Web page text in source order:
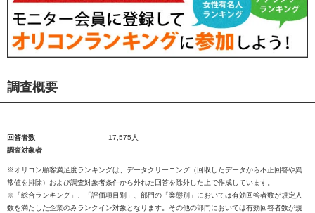
調査概要
回答者数
17,575人
調査対象者
※オリコン顧客満足度ランキングは、データクリーニング（回収したデータから不正回答や異
常値を排除）および調査対象者条件から外れた回答を除外した上で作成しています。
※「総合ランキング」、「評価項目別」、部門の「業態別」においては有効回答者数が規定人
数を満たした企業のみランクイン対象となります。その他の部門においては有効回答者数が規